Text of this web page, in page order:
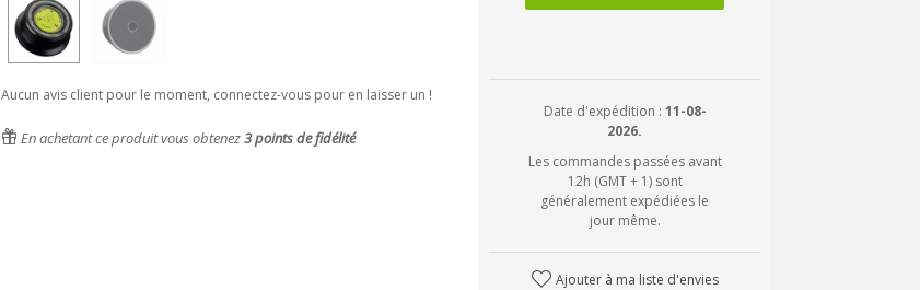
Aucun avis client pour le moment, connectez-vous pour en laisser un !
En achetant ce produit vous obtenez3points de fidélité
Date d'expédition : 11-08-
2026.
Les commandes passées avant
12h (GMT + 1) sont
généralement expédiées le
jour même.
Ajouter à ma liste d'envies